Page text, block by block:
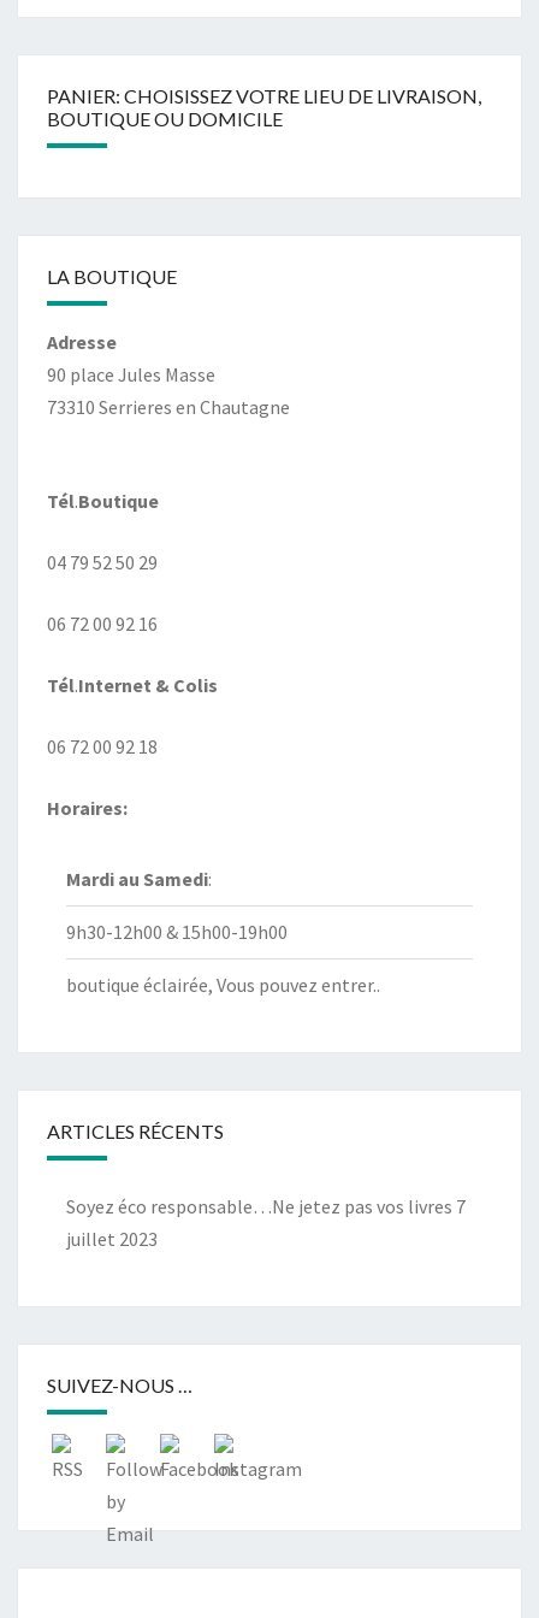
PANIER: CHOISISSEZ VOTRE LIEU DE LIVRAISON,
BOUTIQUE OU DOMICILE
LA BOUTIQUE
Adresse
90 place Jules Masse
73310 Serrieres en Chautagne
Tél.Boutique
04 79 52 50 29
06 72 00 92 16
Tél.Internet & Colis
06 72 00 92 18
Horaires:
Mardi au Samedi:
9h30-12h00 & 15h00-19h00
boutique éclairée, Vous pouvez entrer..
ARTICLES RÉCENTS
Soyez éco responsable…Ne jetez pas vos livres 7
juillet 2023
SUIVEZ-NOUS …